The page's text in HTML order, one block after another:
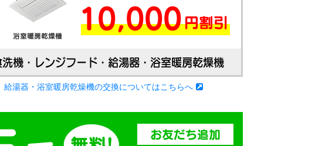
給湯器・浴室暖房乾燥機の交換についてはこちらへ